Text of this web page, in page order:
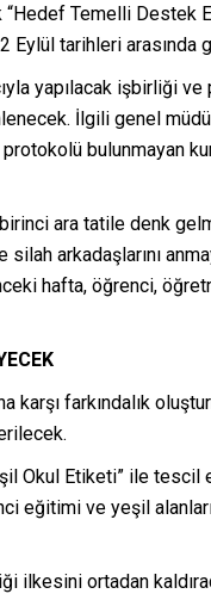
“Hedef Temelli Destek
Eylül tarihleri arasında
yapılacak işbirliği
İlgili genel
bulunmayan
birinci ara tatile denk
arkadaşlarını
hafta, öğrenci,
karşı farkındalık
Okul Etiketi” ile
ve yeşil
ilkesini ortadan